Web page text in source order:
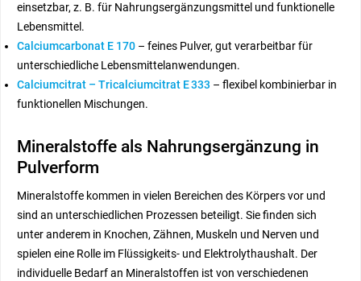
einsetzbar, z. B. für Nahrungsergänzungsmittel und funktionelle
Lebensmittel.
Calciumcarbonat E 170 – feines Pulver, gut verarbeitbar für
unterschiedliche Lebensmittelanwendungen.
Calciumcitrat – Tricalciumcitrat E 333 – flexibel kombinierbar in
funktionellen Mischungen.
Mineralstoffe als Nahrungsergänzung in
Pulverform
Mineralstoffe kommen in vielen Bereichen des Körpers vor und
sind an unterschiedlichen Prozessen beteiligt. Sie finden sich
unter anderem in Knochen, Zähnen, Muskeln und Nerven und
spielen eine Rolle im Flüssigkeits- und Elektrolythaushalt. Der
individuelle Bedarf an Mineralstoffen ist von verschiedenen